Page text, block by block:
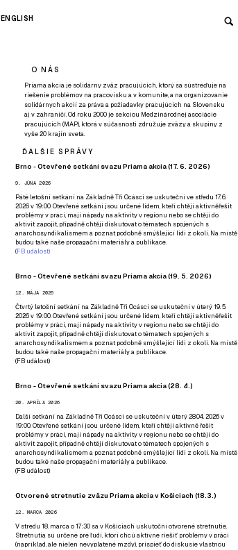
ENGLISH
O NÁS
Priama akcia je solidárny zväz pracujúcich, ktorý sa sústreďuje na
riešenie problémov na pracovisku a v komunite, a na organizovanie
solidárnych akcií za práva a požiadavky pracujúcich na Slovensku
aj v zahraničí. Od roku 2000 je sekciou Medzinárodnej asociácie
pracujúcich (MAP), ktorá v súčasnosti združuje zväzy a skupiny z
vyše 20 krajín sveta.
ĎALŠIE SPRÁVY
Brno - Otevřené setkání svazu Priama akcia (17. 6. 2026)
9. JÚNA 2026
Páté letošní setkání na Základně Tři Ocásci se uskuteční ve středu 17. 6.
2026 v 19:00. Otevřené setkání jsou určené lidem, kteří chtějí aktivněřešit
problémy v práci, mají nápady na aktivity v regionu nebo se chtějí do
aktivit zapojit, případně chtějí diskutovat o tématech spojených s
anarchosyndikalismem a poznat podobně smýšlející lidi z okolí. Na místě
budou také naše propagační materiály a publikace.
(FB událost)
Brno - Otevřené setkání svazu Priama akcia (19. 5. 2026)
12. MÁJA 2026
Čtvrtý letošní setkání na Základně Tři Ocásci se uskuteční v úterý 19. 5.
2026 v 19:00. Otevřené setkání jsou určené lidem, kteří chtějí aktivněřešit
problémy v práci, mají nápady na aktivity v regionu nebo se chtějí do
aktivit zapojit, případně chtějí diskutovat o tématech spojených s
anarchosyndikalismem a poznat podobně smýšlející lidi z okolí. Na místě
budou také naše propagační materiály a publikace.
(FB událost)
Brno - Otevřené setkání svazu Priama akcia (28. 4.)
20. APRÍLA 2026
Další setkání na Základně Tři Ocásci se uskuteční v úterý 28.04. 2026 v
19:00. Otevřené setkání jsou určené lidem, kteří chtějí aktivně řešit
problémy v práci, mají nápady na aktivity v regionu nebo se chtějí do
aktivit zapojit, případně chtějí diskutovat o tématech spojených s
anarchosyndikalismem a poznat podobně smýšlející lidi z okolí. Na místě
budou také naše propagační materiály a publikace.
(FB událost)
Otvorené stretnutie zväzu Priama akcia v Košiciach (18.3.)
12. MARCA 2026
V stredu 18. marca o 17:30 sa v Košiciach uskutoční otvorené stretnutie.
Stretnutia sú určené pre ľudí, ktorí chcú aktívne riešiť problémy v práci
(napríklad, ale nielen nevyplatené mzdy), prispieť do diskusie vlastnou